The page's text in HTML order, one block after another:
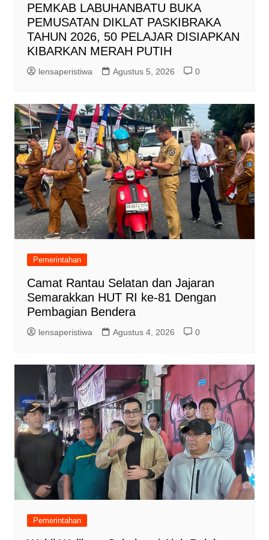
PEMKAB LABUHANBATU BUKA
PEMUSATAN DIKLAT PASKIBRAKA
TAHUN 2026, 50 PELAJAR DISIAPKAN
KIBARKAN MERAH PUTIH
lensaperistiwa Agustus 5, 2026 0
Pemerintahan
Camat Rantau Selatan dan Jajaran
Semarakkan HUT RI ke-81 Dengan
Pembagian Bendera
lensaperistiwa Agustus 4, 2026 0
Pemerintahan